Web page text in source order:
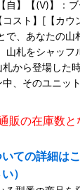
自】【(V)】：
スト】[【カウ
で、あなたの
山札をシャッフ
から登場した
、そのユニッ
販の在庫数
ての詳細は
）